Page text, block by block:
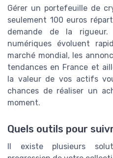
Gérer un portefeuille de
seulement 100 euros
demande de la
numériques évoluent
marché mondial, les
tendances en France et
la valeur de vos actifs
chances de réaliser un
moment.
Quels outils pour
Il existe plusieurs